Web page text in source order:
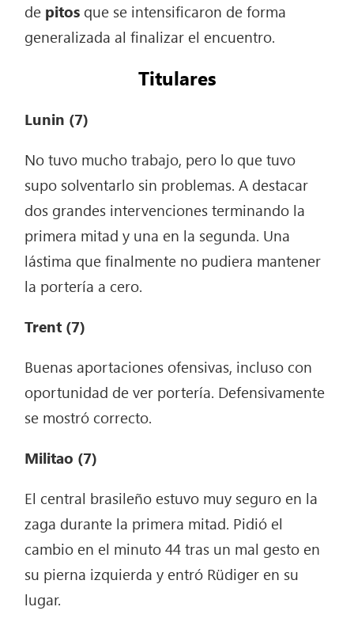
de pitos que se intensificaron de forma
generalizada al finalizar el encuentro.
Titulares
Lunin (7)
No tuvo mucho trabajo, pero lo que tuvo
supo solventarlo sin problemas. A destacar
dos grandes intervenciones terminando la
primera mitad y una en la segunda. Una
lástima que finalmente no pudiera mantener
la portería a cero.
Trent (7)
Buenas aportaciones ofensivas, incluso con
oportunidad de ver portería. Defensivamente
se mostró correcto.
Militao (7)
El central brasileño estuvo muy seguro en la
zaga durante la primera mitad. Pidió el
cambio en el minuto 44 tras un mal gesto en
su pierna izquierda y entró Rüdiger en su
lugar.